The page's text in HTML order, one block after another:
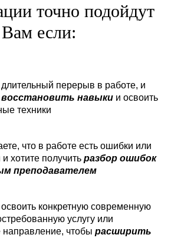
точно подойдут
Вам если:
перерыв в работе, и
восстановить навыки и освоить
техники
что в работе есть ошибки или
хотите получить разбор ошибок
преподавателем
конкретную современную
услугу или
направление, чтобы расширить